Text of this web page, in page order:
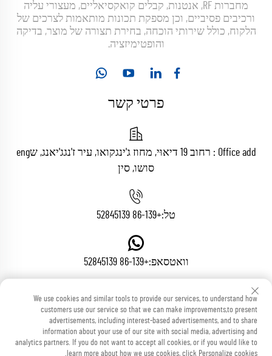
מחברות RF, אנטנות, קבלים קואקסיאליים, מעצורי עליה
ורכיבים פסיביים, וכן מספקת תכונות מותאמות לצרכים של
הלקוח, כולל שירותי הוכחה, בחירת תצורה של מוצר, בדיקה
והופטימיזציה.
פרטי קשר
Office add : רחוב 19 דיאוּי, מחוז ג'ינגקואו, עיר ז'נגג'יאנג, שeng
סושו, סין
טל:+86-139 52845139
וואטסאפ:+86-139 52845139
דואר אלקטרוני:[email protected]
We use cookies and similar tools to provide our services, to understand how
customers use our service so that we can make improvements,to present
advertisements, including interest-based advertisements, and to share
information about your use of our site with social media, advertising and
analytics partners. If you do not want to accept all cookies, or if you would like to
learn more about how we use cookies, click Personalize cookies.